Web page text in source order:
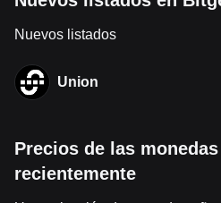
Nuevos listados
Union
Precios de las
recientemente